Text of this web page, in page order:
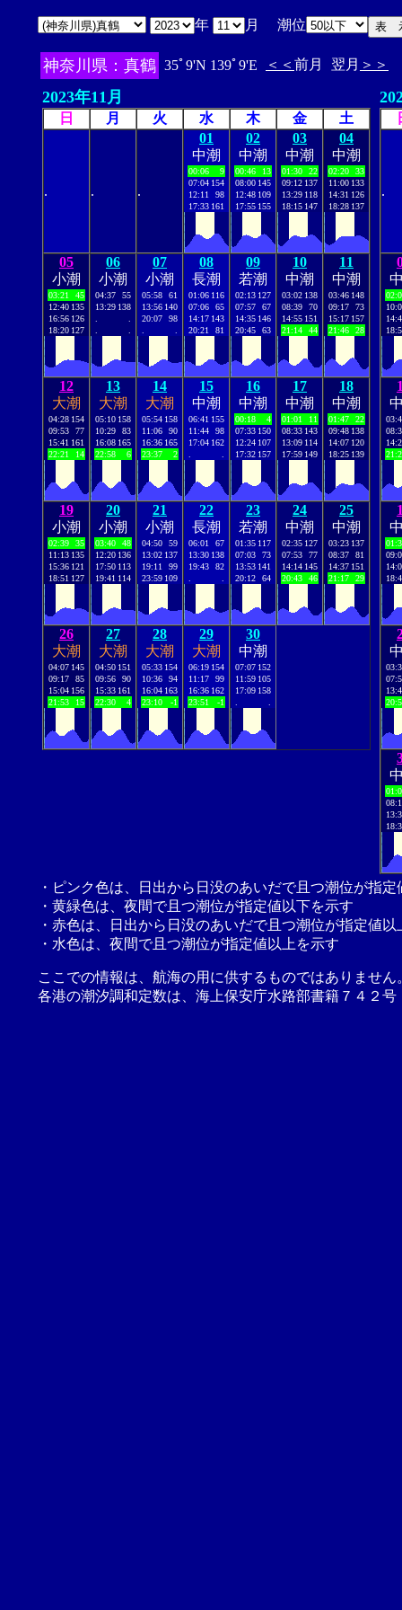
年 月 潮位
神奈川県：真鶴 35ﾟ9'N 139ﾟ9'E ＜＜ 前月 翌月 ＞＞
2023年11月
日 月 火 水 木 金 土
. . .
01
中潮
00:06
9
07:04 154
12:11
98
17:33 161
02
中潮
00:46
13
08:00 145
12:48 109
17:55 155
03
中潮
01:30
22
09:12 137
13:29 118
18:15 147
04
中潮
02:20
33
11:00 133
14:31 126
18:28 137
05
小潮
03:21
45
12:40 135
16:56 126
18:20 127
06
小潮
04:37
55
13:29 138
07
小潮
05:58
61
13:56 140
20:07
98
08
長潮
01:06 116
07:06
65
14:17 143
20:21
81
09
若潮
02:13 127
07:57
67
14:35 146
20:45
63
10
中潮
03:02 138
08:39
70
14:55 151
21:14
44
11
中潮
03:46 148
09:17
73
15:17 157
21:46
28
12
大潮
04:28 154
09:53
77
15:41 161
22:21
14
13
大潮
05:10 158
10:29
83
16:08 165
22:58
6
14
大潮
05:54 158
11:06
90
16:36 165
23:37
2
15
中潮
06:41 155
11:44
98
17:04 162
16
中潮
00:18
4
07:33 150
12:24 107
17:32 157
17
中潮
01:01
11
08:33 143
13:09 114
17:59 149
18
中潮
01:47
22
09:48 138
14:07 120
18:25 139
19
小潮
02:39
35
11:13 135
15:36 121
18:51 127
20
小潮
03:40
48
12:20 136
17:50 113
19:41 114
21
小潮
04:50
59
13:02 137
19:11
99
23:59 109
22
長潮
06:01
67
13:30 138
19:43
82
23
若潮
01:35 117
07:03
73
13:53 141
20:12
64
24
中潮
02:35 127
07:53
77
14:14 145
20:43
46
25
中潮
03:23 137
08:37
81
14:37 151
21:17
29
26
大潮
04:07 145
09:17
85
15:04 156
21:53
15
27
大潮
04:50 151
09:56
90
15:33 161
22:30
4
28
大潮
05:33 154
10:36
94
16:04 163
23:10
-1
29
大潮
06:19 154
11:17
99
16:36 162
23:51
-1
30
中潮
07:07 152
11:59 105
17:09 158
.
・ピンク色は、日出から日没のあいだで且つ潮位が指
・黄緑色は、夜間で且つ潮位が指定値以下を示す
・赤色は、日出から日没のあいだで且つ潮位が指定値以
・水色は、夜間で且つ潮位が指定値以上を示す
ここでの情報は、航海の用に供するものではありませ
各港の潮汐調和定数は、海上保安庁水路部書籍７４２